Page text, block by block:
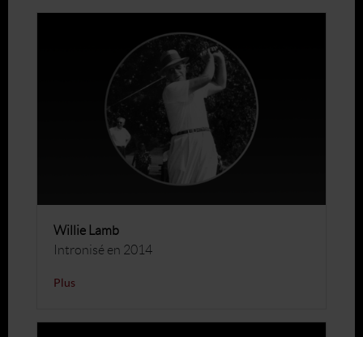
Willie Lamb
Intronisé en 2014
Plus